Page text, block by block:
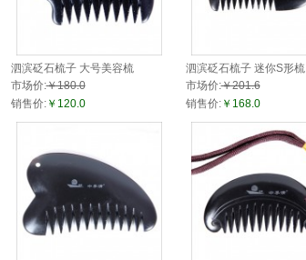
泗滨砭石梳子 大号美容梳
市场价:￥180.0
销售价:￥120.0
泗滨砭石梳子 迷你S形梳
市场价:￥201.6
销售价:￥168.0